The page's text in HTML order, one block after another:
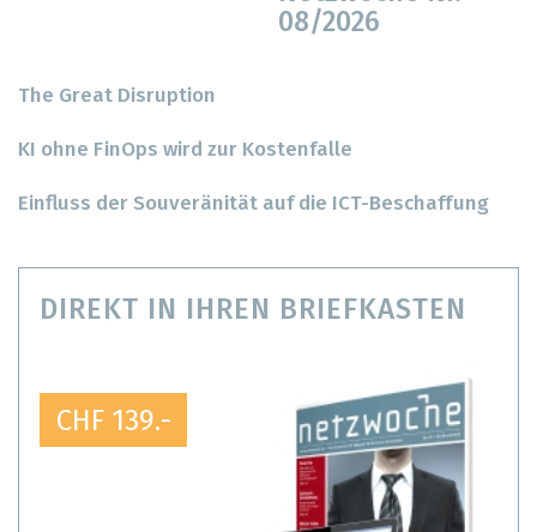
08/2026
The Great Disruption
KI ohne FinOps wird zur Kostenfalle
Einfluss der Souveränität auf die ICT-Beschaffung
DIREKT IN IHREN BRIEFKASTEN
CHF 139.-